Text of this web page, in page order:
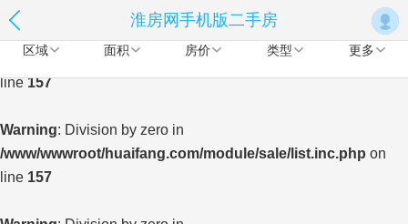
Warning
/www/wwwroot/huaifang.com/module/sale/list.inc.phpon
line157
Warning: Division by zero in
/www/wwwroot/huaifang.com/module/sale/list.inc.php on
line 157
淮房网手机版二手房
区域 面积 房价 类型 更多